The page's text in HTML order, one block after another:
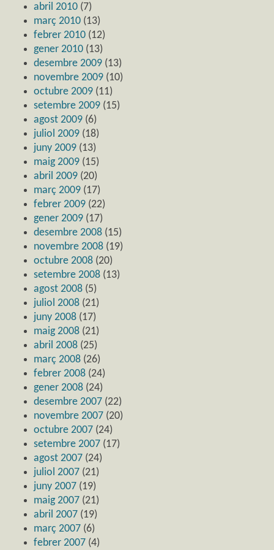
abril 2010 (7)
març 2010 (13)
febrer 2010 (12)
gener 2010 (13)
desembre 2009 (13)
novembre 2009 (10)
octubre 2009 (11)
setembre 2009 (15)
agost 2009 (6)
juliol 2009 (18)
juny 2009 (13)
maig 2009 (15)
abril 2009 (20)
març 2009 (17)
febrer 2009 (22)
gener 2009 (17)
desembre 2008 (15)
novembre 2008 (19)
octubre 2008 (20)
setembre 2008 (13)
agost 2008 (5)
juliol 2008 (21)
juny 2008 (17)
maig 2008 (21)
abril 2008 (25)
març 2008 (26)
febrer 2008 (24)
gener 2008 (24)
desembre 2007 (22)
novembre 2007 (20)
octubre 2007 (24)
setembre 2007 (17)
agost 2007 (24)
juliol 2007 (21)
juny 2007 (19)
maig 2007 (21)
abril 2007 (19)
març 2007 (6)
febrer 2007 (4)